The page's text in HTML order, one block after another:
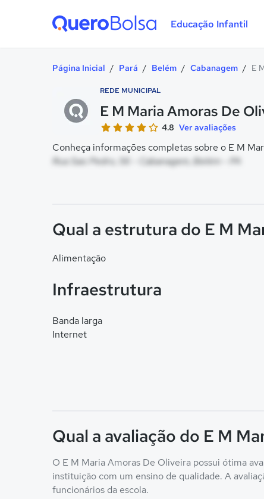
Educação Infantil
Página Inicial / Pará / Belém / Cabanagem / E
REDE MUNICIPAL
E M Maria Amoras De
4.8 Ver avaliações
Conheça informações completas sobre o E M
Rua Sao Pedro, 56 - Cabanagem, Belém - PA
Qual a estrutura do E M
Alimentação
Infraestrutura
Banda larga
Internet
Qual a avaliação do E M
O E M Maria Amoras De Oliveira possui ótima
instituição com um ensino de qualidade. A
funcionários da escola.